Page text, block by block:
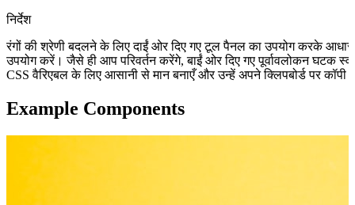
निर्देश
रंगों की श्रेणी बदलने के लिए दाईं ओर दिए गए टूल पैनल का उपयोग करके
उपयोग करें। जैसे ही आप परिवर्तन करेंगे, बाईं ओर दिए गए पूर्वावलोकन घटक
CSS वैरिएबल के लिए आसानी से मान बनाएँ और उन्हें अपने क्लिपबोर्ड पर कॉपी
Example Components